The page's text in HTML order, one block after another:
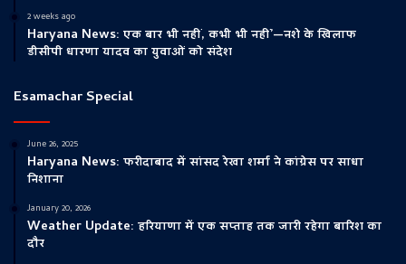
2 weeks ago
Haryana News: एक बार भी नहीं, कभी भी नहीं’—नशे के खिलाफ
डीसीपी धारणा यादव का युवाओं को संदेश
Esamachar Special
June 26, 2025
Haryana News: फरीदाबाद में सांसद रेखा शर्मा ने कांग्रेस पर साधा
निशाना
January 20, 2026
Weather Update: हरियाणा में एक सप्ताह तक जारी रहेगा बारिश का
दौर